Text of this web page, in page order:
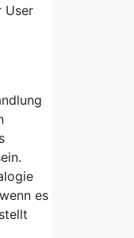
User
es